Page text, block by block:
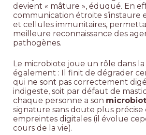
devient « mâture », éduqué. En
communication étroite s’instaure
et cellules immunitaires,
meilleure reconnaissance des
pathogènes.
Le microbiote joue un rôle dans
également : Il finit de dégrader
qui ne sont pas correctement
indigeste, soit par défaut de
chaque personne a son
signature sans doute plus précise
empreintes digitales (il évolue
cours de la vie).